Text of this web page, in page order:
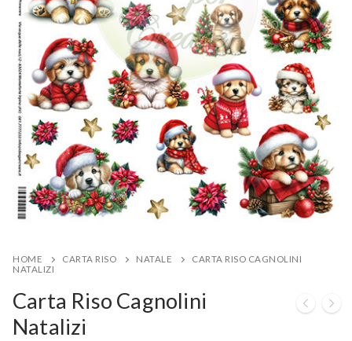
HOME CARTA RISO NATALE
CARTA RISO CAGNOLINI
NATALIZI
Carta Riso Cagnolini
Natalizi